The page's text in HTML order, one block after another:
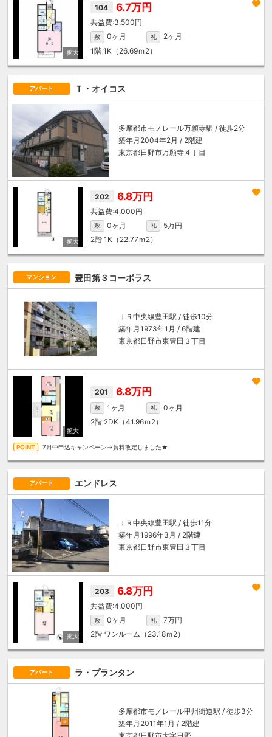
104 6.7万円
3,500円
敷 0ヶ月 礼
2ヶ月
1階 1K（26.69ｍ 2）
アパート Ｔ・オイコス
多摩都市モノレール万願寺駅 / 徒歩2分
築年月2004年2月 / 2階建
東京都日野市万願寺４丁目
202 6.8万円
4,000円
敷 0ヶ月 礼
5万円
2階 1K（22.77ｍ 2）
マンション 豊田第３コーポラス
ＪＲ中央線豊田駅 / 徒歩10分
築年月1973年1月 / 6階建
東京都日野市東豊田３丁目
201 6.8万円
敷 1ヶ月 礼
0ヶ月
2階 2DK（41.96ｍ 2）
7月中申込キャンペーン→賃料改定しました★
アパート エンドレス
ＪＲ中央線豊田駅 / 徒歩11分
築年月1996年3月 / 2階建
東京都日野市東豊田３丁目
203 6.8万円
4,000円
敷 0ヶ月 礼
7万円
2階 ワンルーム（23.18ｍ 2）
アパート ラ・プランタン
多摩都市モノレール甲州街道駅 / 徒歩3分
築年月2011年1月 / 2階建